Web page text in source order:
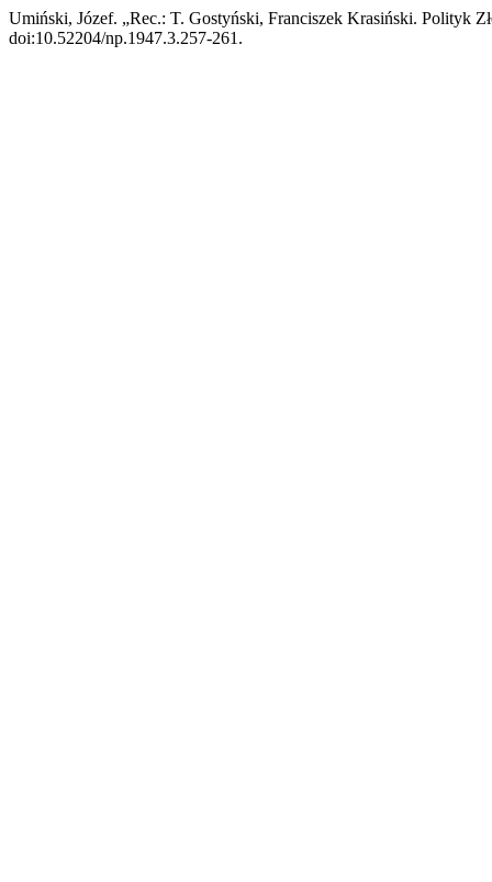
Umiński, Józef. „Rec.: T. Gostyński, Franciszek Krasiński. Polityk
doi:10.52204/np.1947.3.257-261.